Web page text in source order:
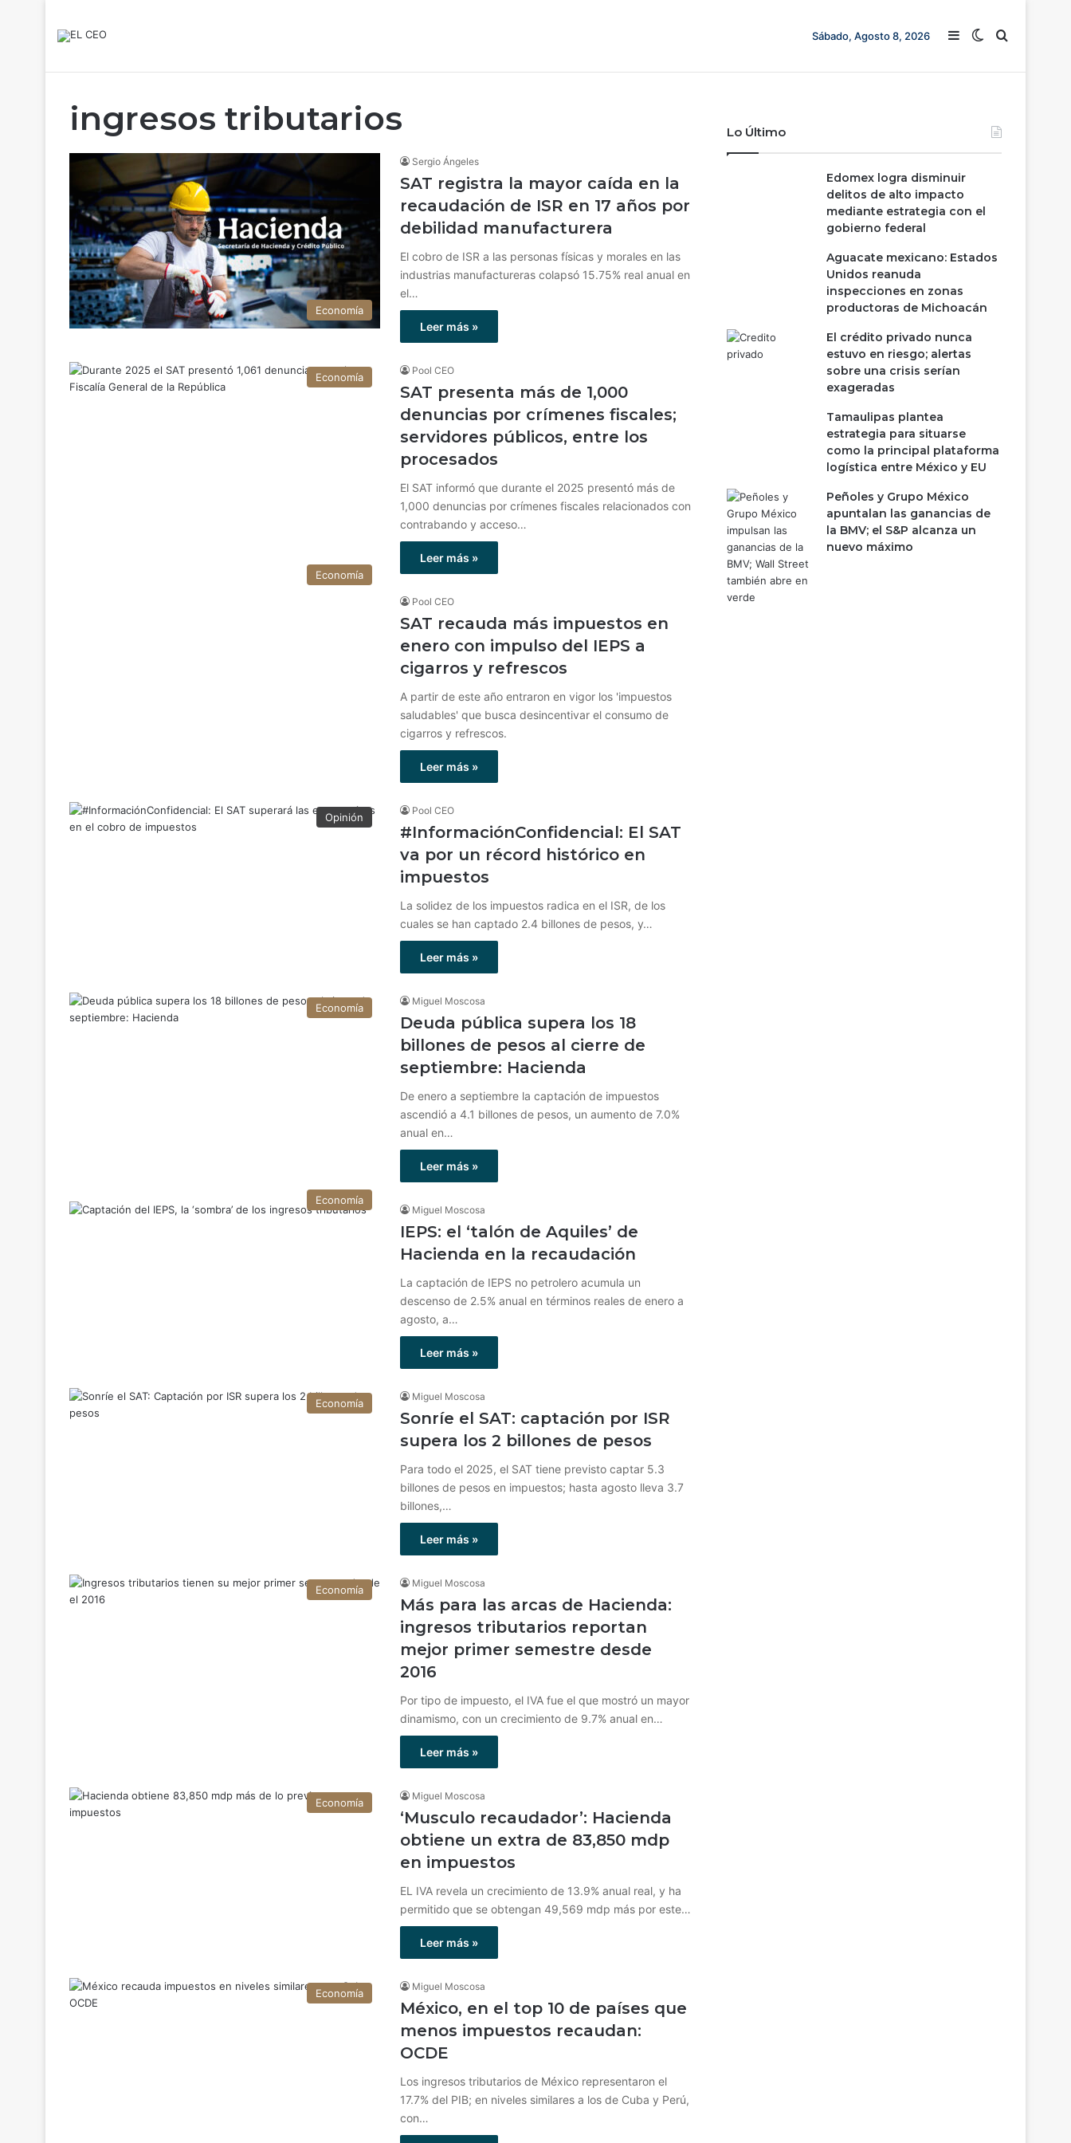
Sábado, Agosto 8, 2026 Barra lateral
Switch skin
Buscar
ingresos tributarios
Economía
Sergio Ángeles
SAT registra la mayor caída en la
recaudación de ISR en 17 años por
debilidad manufacturera
El cobro de ISR a las personas físicas y morales en las
industrias manufactureras colapsó 15.75% real anual en
el…
Leer más »
Economía
Pool CEO
SAT presenta más de 1,000
denuncias por crímenes fiscales;
servidores públicos, entre los
procesados
El SAT informó que durante el 2025 presentó más de
1,000 denuncias por crímenes fiscales relacionados con
contrabando y acceso…
Leer más »
Economía
Pool CEO
SAT recauda más impuestos en
enero con impulso del IEPS a
cigarros y refrescos
A partir de este año entraron en vigor los 'impuestos
saludables' que busca desincentivar el consumo de
cigarros y refrescos.
Leer más »
Opinión
Pool CEO
#InformaciónConfidencial: El SAT
va por un récord histórico en
impuestos
La solidez de los impuestos radica en el ISR, de los
cuales se han captado 2.4 billones de pesos, y…
Leer más »
Economía
Miguel Moscosa
Deuda pública supera los 18
billones de pesos al cierre de
septiembre: Hacienda
De enero a septiembre la captación de impuestos
ascendió a 4.1 billones de pesos, un aumento de 7.0%
anual en…
Leer más »
Economía
Miguel Moscosa
IEPS: el ‘talón de Aquiles’ de
Hacienda en la recaudación
La captación de IEPS no petrolero acumula un
descenso de 2.5% anual en términos reales de enero a
agosto, a…
Leer más »
Economía
Miguel Moscosa
Sonríe el SAT: captación por ISR
supera los 2 billones de pesos
Para todo el 2025, el SAT tiene previsto captar 5.3
billones de pesos en impuestos; hasta agosto lleva 3.7
billones,…
Leer más »
Economía
Miguel Moscosa
Más para las arcas de Hacienda:
ingresos tributarios reportan
mejor primer semestre desde
2016
Por tipo de impuesto, el IVA fue el que mostró un mayor
dinamismo, con un crecimiento de 9.7% anual en…
Leer más »
Economía
Miguel Moscosa
‘Musculo recaudador’: Hacienda
obtiene un extra de 83,850 mdp
en impuestos
EL IVA revela un crecimiento de 13.9% anual real, y ha
permitido que se obtengan 49,569 mdp más por este…
Leer más »
Economía
Miguel Moscosa
México, en el top 10 de países que
menos impuestos recaudan:
OCDE
Los ingresos tributarios de México representaron el
17.7% del PIB; en niveles similares a los de Cuba y Perú,
con…
Lo Último
Edomex logra disminuir
delitos de alto impacto
mediante estrategia con el
gobierno federal
Aguacate mexicano: Estados
Unidos reanuda
inspecciones en zonas
productoras de Michoacán
El crédito privado nunca
estuvo en riesgo; alertas
sobre una crisis serían
exageradas
Tamaulipas plantea
estrategia para situarse
como la principal plataforma
logística entre México y EU
Peñoles y Grupo México
apuntalan las ganancias de
la BMV; el S&P alcanza un
nuevo máximo